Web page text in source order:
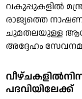
വകുപ്പുകളില്‍
രാജ്യത്തെ
ചുമതലയുള്ള
അദ്ദേഹം
പദവിയിലേക്ക്